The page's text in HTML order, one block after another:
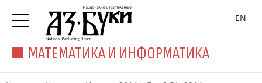
МАТЕМАТИКА И ИНФОРМАТИКА
EN